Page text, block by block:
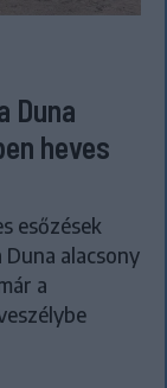
Duna
heves
esőzések
alacsony
a